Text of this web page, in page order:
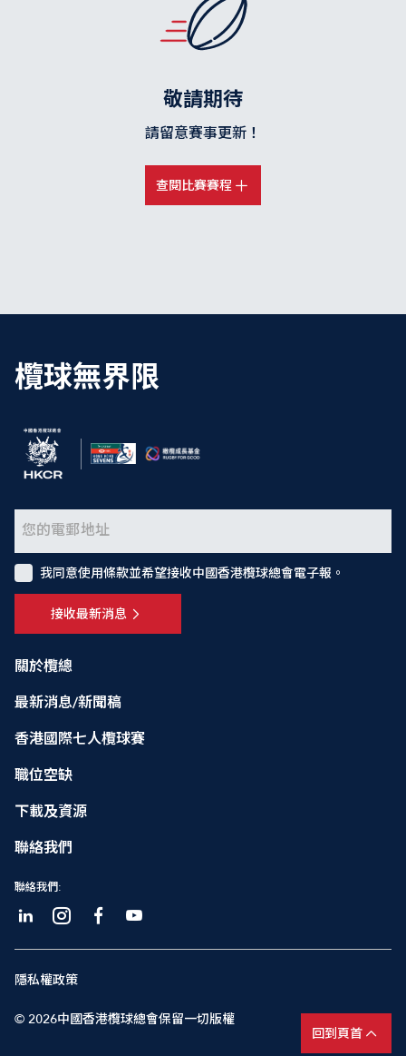
敬請期待
請留意賽事更新！
查閱比賽賽程
回到頁首
欖球無界限
關於欖總
最新消息/新聞稿
香港國際七人欖球賽
職位空缺
下載及資源
聯絡我們
聯絡我們:
接收最新消息
我同意使用條款並希望接收中國香港欖球總會電子報。
© 2026中國香港欖球總會保留一切版權
隱私權政策